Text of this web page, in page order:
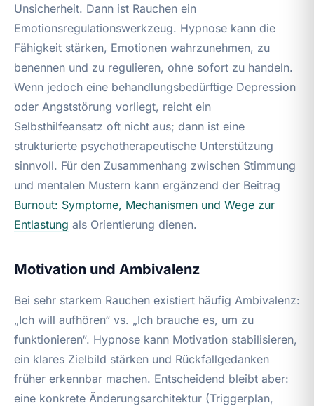
Unsicherheit. Dann ist Rauchen ein
Emotionsregulationswerkzeug. Hypnose kann die
Fähigkeit stärken, Emotionen wahrzunehmen, zu
benennen und zu regulieren, ohne sofort zu handeln.
Wenn jedoch eine behandlungsbedürftige Depression
oder Angststörung vorliegt, reicht ein
Selbsthilfeansatz oft nicht aus; dann ist eine
strukturierte psychotherapeutische Unterstützung
sinnvoll. Für den Zusammenhang zwischen Stimmung
und mentalen Mustern kann ergänzend der Beitrag
Burnout: Symptome, Mechanismen und Wege zur
Entlastung als Orientierung dienen.
Motivation und Ambivalenz
Bei sehr starkem Rauchen existiert häufig Ambivalenz:
„Ich will aufhören“ vs. „Ich brauche es, um zu
funktionieren“. Hypnose kann Motivation stabilisieren,
ein klares Zielbild stärken und Rückfallgedanken
früher erkennbar machen. Entscheidend bleibt aber:
eine konkrete Änderungsarchitektur (Triggerplan,